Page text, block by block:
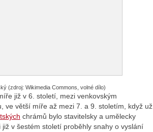
(zdroj: Wikimedia Commons, volné dílo)
již v 6. století, mezi venkovským
ve větší míře až mezi 7. a 9. stoletím, když už
chrámů bylo stavitelsky a umělecky
v šestém století proběhly snahy o vyslání